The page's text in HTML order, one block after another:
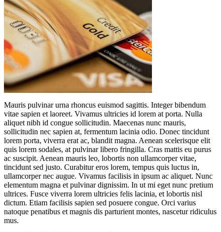
Mauris pulvinar urna rhoncus euismod sagittis. Integer bibendum
vitae sapien et laoreet. Vivamus ultricies id lorem at porta. Nulla
aliquet nibh id congue sollicitudin. Maecenas nunc mauris,
sollicitudin nec sapien at, fermentum lacinia odio. Donec tincidunt
lorem porta, viverra erat ac, blandit magna. Aenean scelerisque elit
quis lorem sodales, at pulvinar libero fringilla. Cras mattis eu purus
ac suscipit. Aenean mauris leo, lobortis non ullamcorper vitae,
tincidunt sed justo. Curabitur eros lorem, tempus quis luctus in,
ullamcorper nec augue. Vivamus facilisis in ipsum ac aliquet. Nunc
elementum magna et pulvinar dignissim. In ut mi eget nunc pretium
ultrices. Fusce viverra lorem ultricies felis lacinia, et lobortis nisl
dictum. Etiam facilisis sapien sed posuere congue. Orci varius
natoque penatibus et magnis dis parturient montes, nascetur ridiculus
mus.